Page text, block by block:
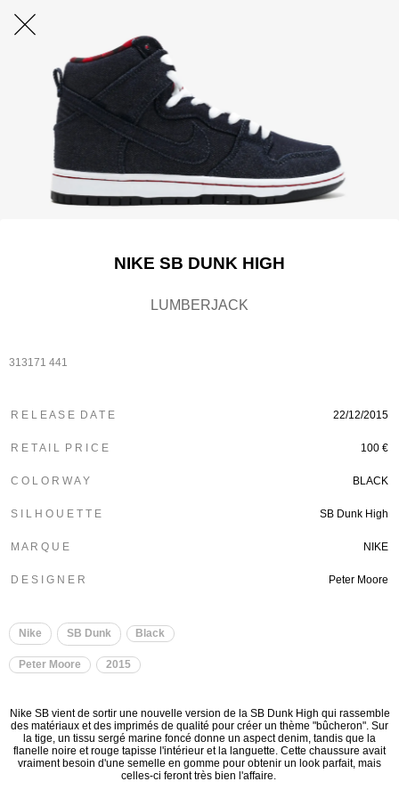
NIKE SB DUNK HIGH
LUMBERJACK
313171 441
R E L E A S E D A T E 22/12/2015
R E T A I L P R I C E 100 €
C O L O R W A Y BLACK
S I L H O U E T T E SB Dunk High
M A R Q U E NIKE
D E S I G N E R Peter Moore
Nike SB Dunk Black
Peter Moore 2015
Nike SB vient de sortir une nouvelle version de la SB Dunk High qui rassemble
des matériaux et des imprimés de qualité pour créer un thème "bûcheron". Sur
la tige, un tissu sergé marine foncé donne un aspect denim, tandis que la
flanelle noire et rouge tapisse l'intérieur et la languette. Cette chaussure avait
vraiment besoin d'une semelle en gomme pour obtenir un look parfait, mais
celles-ci feront très bien l'affaire.